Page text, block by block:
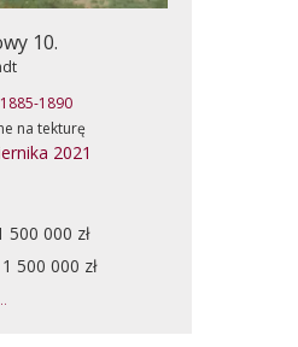
10.
1890
na tekturę
2021
500 000 zł
500 000 zł